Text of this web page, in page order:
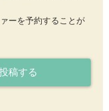
ーを予約することが
稿する